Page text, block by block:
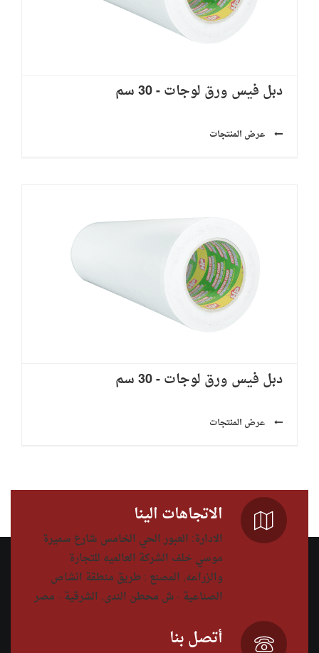
دبل فيس ورق لوجات - 30 سم
عرض المنتجات
دبل فيس ورق لوجات - 30 سم
عرض المنتجات
الاتجاهات الينا
الادارة: العبور الحي الخامس شارع سميرة
موسي خلف الشركة العالميه للتجارة
والزراعه, المصنع : طريق منطقة انشاص
الصناعية - ش محطن الندى, الشرقية - مصر
أتصل بنا